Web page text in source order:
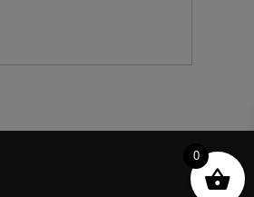
hasta
0